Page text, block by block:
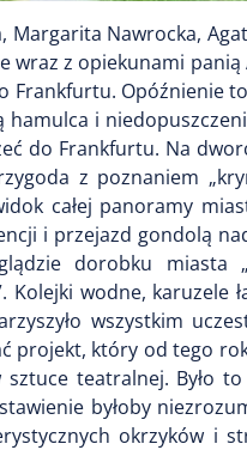
Margarita Nawrocka,
wraz z opiekunami panią
Opóźnienie to
hamulca i
do Frankfurtu. Na
z poznaniem
całej panoramy
i przejazd gondolą
dorobku miasta
wodne, karuzele
wszystkim
projekt, który od tego
teatralnej. Było
byłoby
okrzyków i